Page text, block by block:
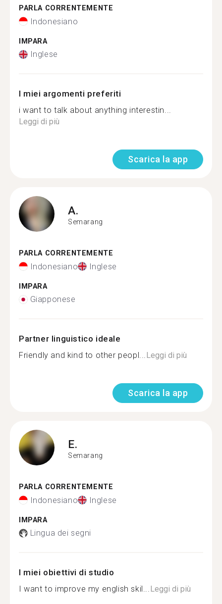
PARLA CORRENTEMENTE
Indonesiano
IMPARA
Inglese
I miei argomenti preferiti
i want to talk about anything interestin...
Leggi di più
Scarica la app
A.
Semarang
PARLA CORRENTEMENTE
Indonesiano Inglese
IMPARA
Giapponese
Partner linguistico ideale
Friendly and kind to other peopl...Leggi di più
Scarica la app
E.
Semarang
PARLA CORRENTEMENTE
Indonesiano Inglese
IMPARA
Lingua dei segni
I miei obiettivi di studio
I want to improve my english skil...Leggi di più